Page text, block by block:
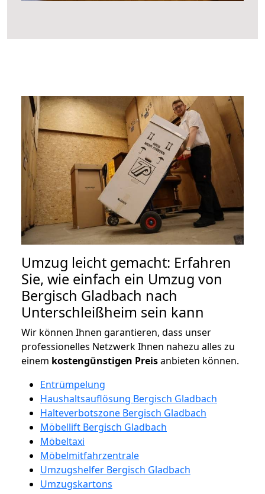
Umzug leicht gemacht: Erfahren
Sie, wie einfach ein Umzug von
Bergisch Gladbach nach
Unterschleißheim sein kann
Wir können Ihnen garantieren, dass unser
professionelles Netzwerk Ihnen nahezu alles zu
einem kostengünstigen Preisanbieten können.
Entrümpelung
Haushaltsauflösung Bergisch Gladbach
Halteverbotszone Bergisch Gladbach
Möbellift Bergisch Gladbach
Möbeltaxi
Möbelmitfahrzentrale
Umzugshelfer Bergisch Gladbach
Umzugskartons